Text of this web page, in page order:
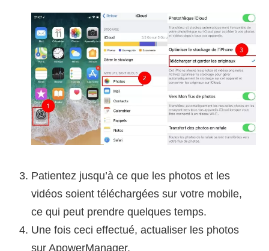
Patientez jusqu’à ce que les photos et les
vidéos soient téléchargées sur votre mobile,
ce qui peut prendre quelques temps.
Une fois ceci effectué, actualiser les photos
sur ApowerManager.